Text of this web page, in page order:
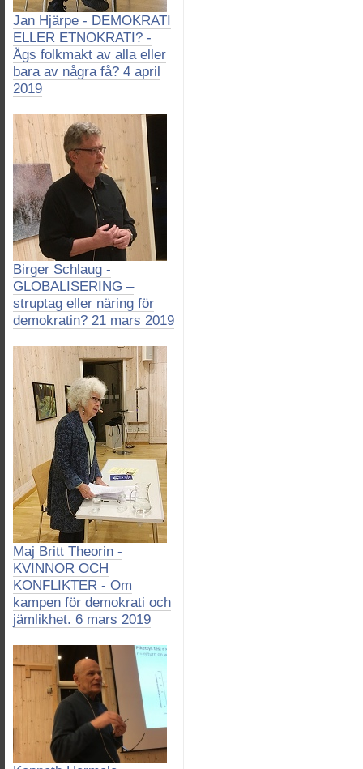
Jan Hjärpe - DEMOKRATI
ELLER ETNOKRATI? -
Ägs folkmakt av alla eller
bara av några få? 4 april
2019
Birger Schlaug -
GLOBALISERING –
struptag eller näring för
demokratin? 21 mars 2019
Maj Britt Theorin -
KVINNOR OCH
KONFLIKTER - Om
kampen för demokrati och
jämlikhet. 6 mars 2019